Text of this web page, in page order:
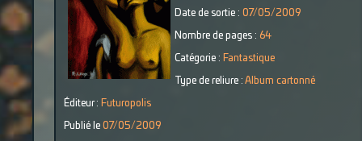
Date de sortie : 07/05/2009
Nombre de pages : 64
Catégorie : Fantastique
Type de reliure : Album cartonné
Éditeur : Futuropolis
Publié le 07/05/2009